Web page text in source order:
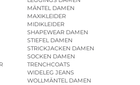
MÄNTEL DAMEN
MAXIKLEIDER
MIDIKLEIDER
SHAPEWEAR DAMEN
STIEFEL DAMEN
STRICKJACKEN DAMEN
SOCKEN DAMEN
TRENCHCOATS
WIDELEG JEANS
WOLLMÄNTEL DAMEN